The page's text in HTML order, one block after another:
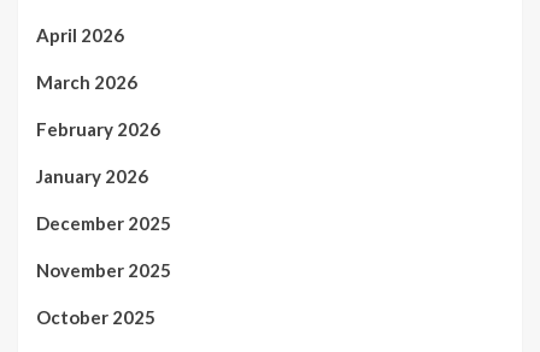
April 2026
March 2026
February 2026
January 2026
December 2025
November 2025
October 2025